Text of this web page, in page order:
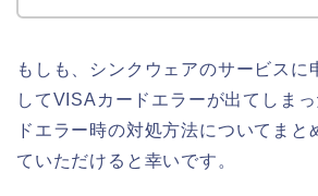
もしも、シンクウェアのサービスに
してVISAカードエラーが出てしま
ドエラー時の対処方法についてまと
ていただけると幸いです。